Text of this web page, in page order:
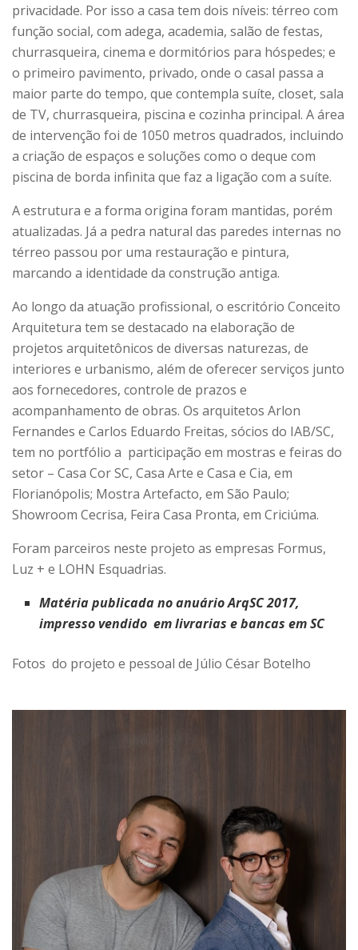
privacidade. Por isso a casa tem dois níveis: térreo com
função social, com adega, academia, salão de festas,
churrasqueira, cinema e dormitórios para hóspedes; e
o primeiro pavimento, privado, onde o casal passa a
maior parte do tempo, que contempla suíte, closet, sala
de TV, churrasqueira, piscina e cozinha principal. A área
de intervenção foi de 1050 metros quadrados, incluindo
a criação de espaços e soluções como o deque com
piscina de borda infinita que faz a ligação com a suíte.
A estrutura e a forma origina foram mantidas, porém
atualizadas. Já a pedra natural das paredes internas no
térreo passou por uma restauração e pintura,
marcando a identidade da construção antiga.
Ao longo da atuação profissional, o escritório Conceito
Arquitetura tem se destacado na elaboração de
projetos arquitetônicos de diversas naturezas, de
interiores e urbanismo, além de oferecer serviços junto
aos fornecedores, controle de prazos e
acompanhamento de obras. Os arquitetos Arlon
Fernandes e Carlos Eduardo Freitas, sócios do IAB/SC,
tem no portfólio a participação em mostras e feiras do
setor – Casa Cor SC, Casa Arte e Casa e Cia, em
Florianópolis; Mostra Artefacto, em São Paulo;
Showroom Cecrisa, Feira Casa Pronta, em Criciúma.
Foram parceiros neste projeto as empresas Formus,
Luz + e LOHN Esquadrias.
Matéria publicada no anuário ArqSC 2017,
impresso vendido em livrarias e bancas em SC
Fotos do projeto e pessoal de Júlio César Botelho